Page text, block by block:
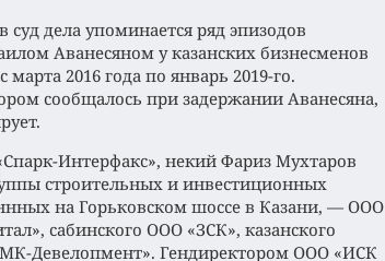
суд дела упоминается ряд эпизодов
Аванесяном у казанских бизнесменов
2016 года по январь 2019-го.
сообщалось при задержании Аванесяна,
Интерфакс», некий Фариз Мухтаров
строительных и инвестиционных
на Горьковском шоссе в Казани, — ООО
сабинского ООО «ЗСК», казанского
Девелопмент». Гендиректором ООО «ИСК